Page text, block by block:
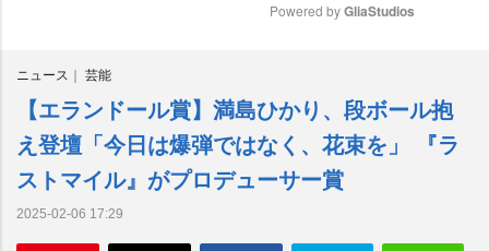
t
e
Powered by GliaStudios
ニュース 芸能
【エランドール賞】満島ひかり、段ボール抱
え登壇「今日は爆弾ではなく、花束を」 『ラ
ストマイル』がプロデューサー賞
2025-02-06 17:29